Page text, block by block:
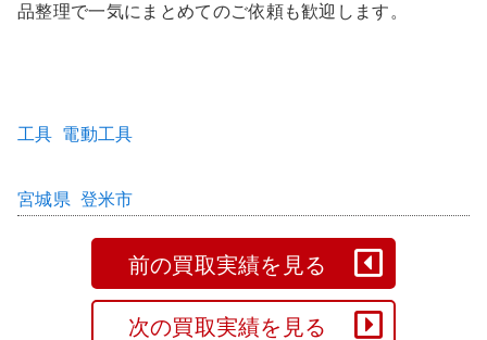
品整理で一気にまとめてのご依頼も歓迎します。
工具 電動工具
宮城県 登米市
前の買取実績を見る
次の買取実績を見る